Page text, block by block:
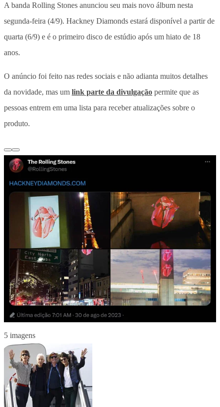
A banda Rolling Stones anunciou seu mais novo álbum nesta
segunda-feira (4/9). Hackney Diamonds estará disponível a partir de
quarta (6/9) e é o primeiro disco de estúdio após um hiato de 18
anos.
O anúncio foi feito nas redes sociais e não adianta muitos detalhes
da novidade, mas um link parte da divulgação permite que as
pessoas entrem em uma lista para receber atualizações sobre o
produto.
5 imagens